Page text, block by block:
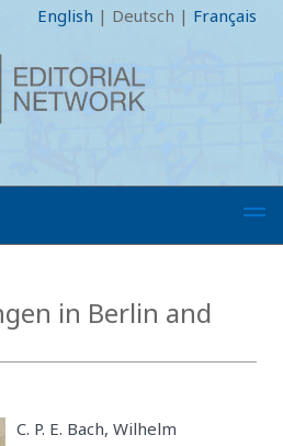
English | Deutsch | Français
in Berlin and
C. P. E. Bach, Wilhelm